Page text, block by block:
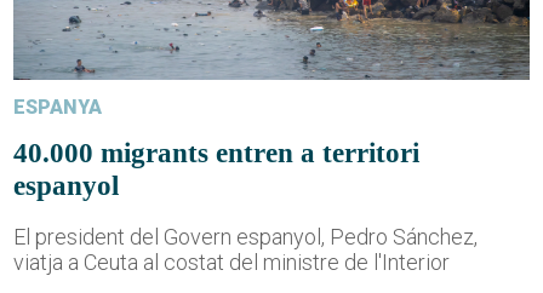
ESPANYA
40.000 migrants entren a territori
espanyol
El president del Govern espanyol, Pedro Sánchez,
viatja a Ceuta al costat del ministre de l'Interior